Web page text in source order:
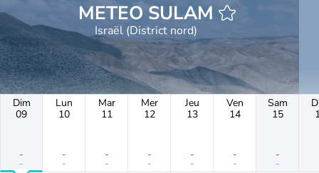
METEO SULAM
Israël (District nord)
Dim
09
-
-
Lun
10
-
-
Mar
11
-
-
Mer
12
-
-
Jeu
13
-
-
Ven
14
-
-
Sam
15
-
-